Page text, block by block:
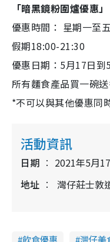
「暗黑鏡粉圍爐優惠」
優惠時間： 星期一至
假期18:00-21:30
優惠日期：5月17日到
所有麵食產品買一碗
*不可以與其他優惠同
活動資訊
日期
2021年5月
地址
灣仔莊士敦
飲食優惠 灣仔美